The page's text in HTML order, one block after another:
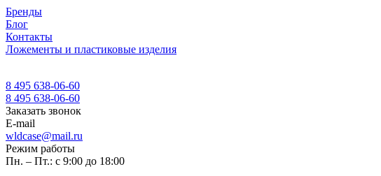
Бренды
Блог
Контакты
Ложементы и пластиковые изделия
8 495 638-06-60
8 495 638-06-60
Заказать звонок
E-mail
wldcase@mail.ru
Режим работы
Пн. – Пт.: с 9:00 до 18:00